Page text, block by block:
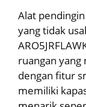
Alat
yang tidak
ruangan
dengan fitur
memiliki